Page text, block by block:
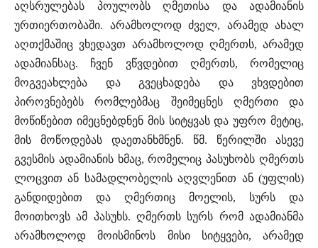
აღსრულებას პოულობს ღმეთისა და ადამიანის
ურთიერთობაში. არამხოლოდ ძველ, არამედ ახალ
აღთქმაშიც ვხედავთ არამხოლოდ ღმერთს, არამედ
ადამიანსაც. ჩვენ ვწვდებით ღმერთს, რომელიც
მოგვეახლება და გვეცხადება და ვხვდებით
პიროვნებებს რომლებმაც შეიმეცნეს ღმერთი და
მოწიწებით იმეცნებდნენ მის სიტყვას და უფრო მეტიც,
მის მოწოდებას დაეთანხმნენ. წმ. წერილში ასევე
გვესმის ადამიანის ხმაც, რომელიც პასუხობს ღმერთს
ლოცვით ან სამადლობელის აღვლენით ან (უფლის)
განდიდებით და ღმერთიც მოელის, სურს და
მოითხოვს ამ პასუხს. ღმერთს სურს რომ ადამიანმა
არამხოლოდ მოისმინოს მისი სიტყვები, არამედ